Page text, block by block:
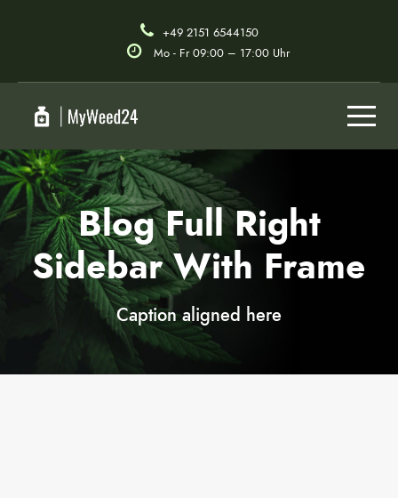
+49 2151 6544150
Mo - Fr 09:00 – 17:00 Uhr
Blog Full Right
Sidebar With Frame
Caption aligned here